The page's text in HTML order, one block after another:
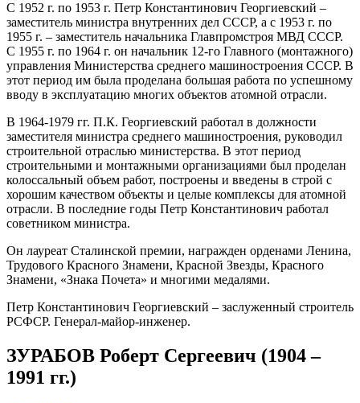
С 1952 г. по 1953 г. Петр Константинович Георгиевский –
заместитель министра внутренних дел СССР, а с 1953 г. по
1955 г. – заместитель начальника Главпромстроя МВД СССР.
С 1955 г. по 1964 г. он начальник 12-го Главного (монтажного)
управления Министерства среднего машиностроения СССР. В
этот период им была проделана большая работа по успешному
вводу в эксплуатацию многих объектов атомной отрасли.
В 1964-1979 гг. П.К. Георгиевский работал в должности
заместителя министра среднего машиностроения, руководил
строительной отраслью министерства. В этот период
строительными и монтажными организациями был проделан
колоссальный объем работ, построены и введены в строй с
хорошим качеством объекты и целые комплексы для атомной
отрасли. В последние годы Петр Константинович работал
советником министра.
Он лауреат Сталинской премии, награжден орденами Ленина,
Трудового Красного Знамени, Красной Звезды, Красного
Знамени, «Знака Почета» и многими медалями.
Петр Константинович Георгиевский – заслуженный строитель
РСФСР. Генерал-майор-инженер.
ЗУРАБОВ Роберт Сергеевич (1904 –
1991 гг.)